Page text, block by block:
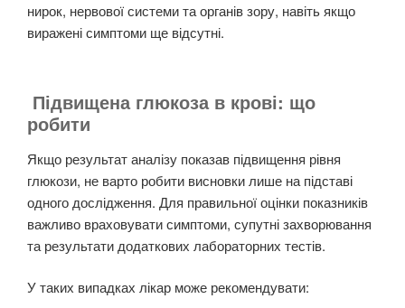
нирок, нервової системи та органів зору, навіть якщо
виражені симптоми ще відсутні.
Підвищена глюкоза в крові: що
робити
Якщо результат аналізу показав підвищення рівня
глюкози, не варто робити висновки лише на підставі
одного дослідження. Для правильної оцінки показників
важливо враховувати симптоми, супутні захворювання
та результати додаткових лабораторних тестів.
У таких випадках лікар може рекомендувати: